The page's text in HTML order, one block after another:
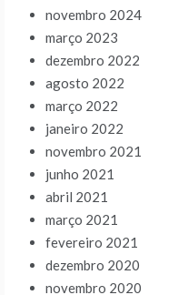
novembro 2024
março 2023
dezembro 2022
agosto 2022
março 2022
janeiro 2022
novembro 2021
junho 2021
abril 2021
março 2021
fevereiro 2021
dezembro 2020
novembro 2020